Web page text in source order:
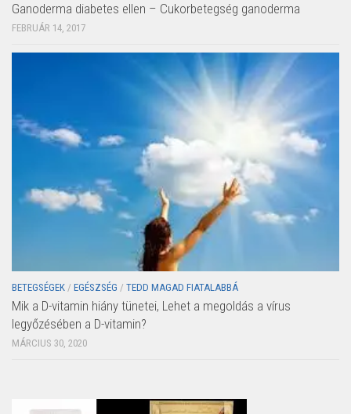
Ganoderma diabetes ellen – Cukorbetegség ganoderma
FEBRUÁR 14, 2017
BETEGSÉGEK / EGÉSZSÉG / TEDD MAGAD FIATALABBÁ
Mik a D-vitamin hiány tünetei, Lehet a megoldás a vírus
legyőzésében a D-vitamin?
MÁRCIUS 30, 2020